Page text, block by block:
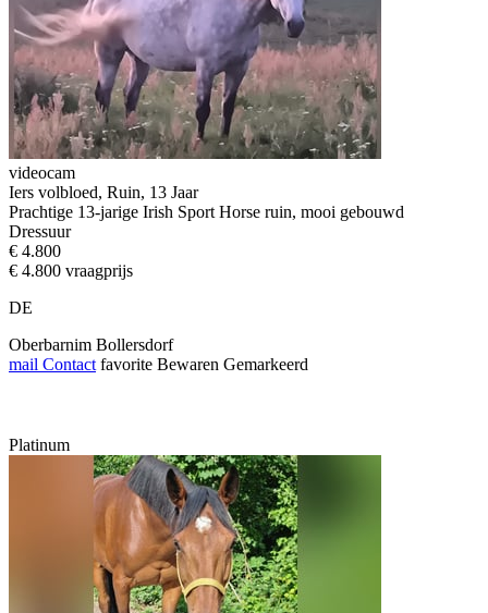
videocam
Iers volbloed, Ruin, 13 Jaar
Prachtige 13-jarige Irish Sport Horse ruin, mooi gebouwd
Dressuur
€ 4.800
€ 4.800 vraagprijs
DE
Oberbarnim Bollersdorf
mail Contact favorite Bewaren Gemarkeerd
Platinum